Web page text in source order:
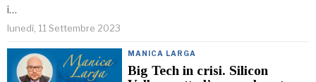
i…
lunedì, 11 Settembre 2023
MANICA LARGA
Big Tech in crisi. Silicon